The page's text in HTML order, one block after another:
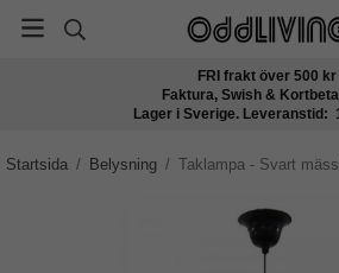
FRI frakt över 500 kr
Faktura, Swish &
Lager i Sverige. Leveranstid:
Startsida / Belysning / Taklampa - Svart